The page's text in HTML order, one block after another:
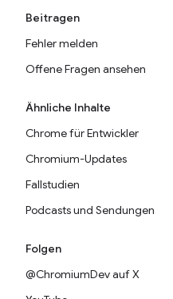
Beitragen
Fehler melden
Offene Fragen ansehen
Ähnliche Inhalte
Chrome für Entwickler
Chromium-Updates
Fallstudien
Podcasts und Sendungen
Folgen
@ChromiumDev auf X